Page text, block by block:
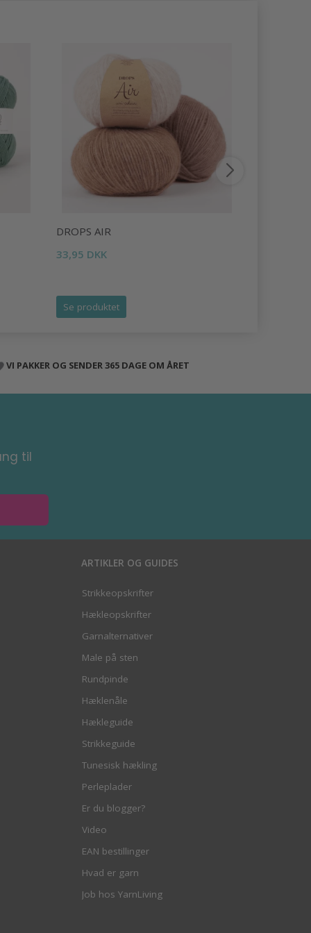
DROPS AIR
33,95 DKK
Se produktet
VI PAKKER OG SENDER 365 DAGE OM ÅRET
til
ARTIKLER OG GUIDES
Strikkeopskrifter
Hækleopskrifter
Garnalternativer
Male på sten
Rundpinde
Hæklenåle
Hækleguide
Strikkeguide
Tunesisk hækling
Perleplader
Er du blogger?
Video
EAN bestillinger
Hvad er garn
Job hos YarnLiving